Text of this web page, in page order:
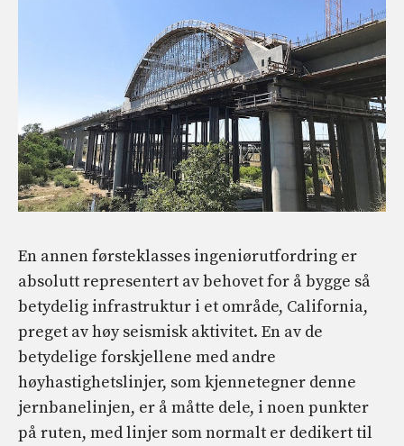
En annen førsteklasses ingeniørutfordring er
absolutt representert av behovet for å bygge så
betydelig infrastruktur i et område, California,
preget av høy seismisk aktivitet. En av de
betydelige forskjellene med andre
høyhastighetslinjer, som kjennetegner denne
jernbanelinjen, er å måtte dele, i noen punkter
på ruten, med linjer som normalt er dedikert til